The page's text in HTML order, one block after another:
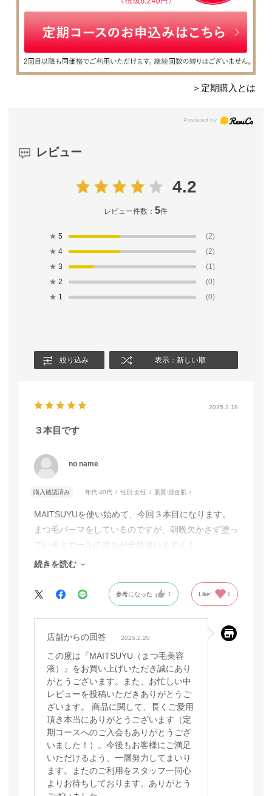
＞定期購入とは
レビュー
4.2
レビュー件数：5件
★ 5
(2)
★ 4
(2)
★ 3
(1)
★ 2
(0)
★ 1 (0)
絞り込み 表示：新しい順
2025.2.18
３本目です
no name
購入確認済み 年代:40代 性別:女性 肌質:混合肌
MAITSUYUを使い始めて、今回３本目になります。
まつ毛パーマをしているのですが、朝晩欠かさず塗っ
ているとカールの持ちが全然違います！！
少しお高めに感じますが手放せなくなりました(^o^)v
続きを読む
参考になった 1 Like! 1
店舗からの回答 2025.2.20
この度は『MAITSUYU（まつ毛美容
液）』をお買い上げいただき誠にあり
がとうございます。また、お忙しい中
レビューを投稿いただきありがとうご
ざいます。 商品に関して、長くご愛用
頂き本当にありがとうございます（定
期コースへのご入会もありがとうござ
いました！）。今後もお客様にご満足
いただけるよう、一層努力してまいり
ます。またのご利用をスタッフ一同心
よりお待ちしております。ありがとう